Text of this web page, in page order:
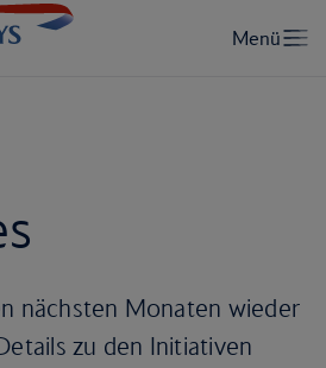
nächsten Monaten wieder
zu den Initiativen